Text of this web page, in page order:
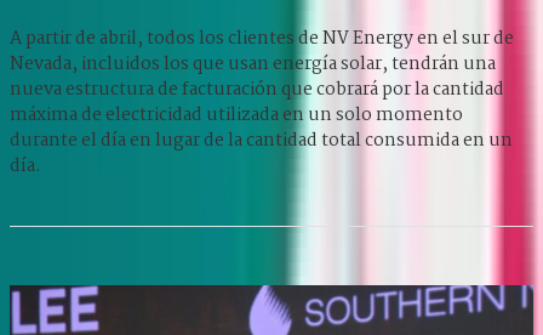
A partir de abril, todos los clientes de NV Energy en el sur de
Nevada, incluidos los que usan energía solar, tendrán una
nueva estructura de facturación que cobrará por la cantidad
máxima de electricidad utilizada en un solo momento
durante el día en lugar de la cantidad total consumida en un
día.